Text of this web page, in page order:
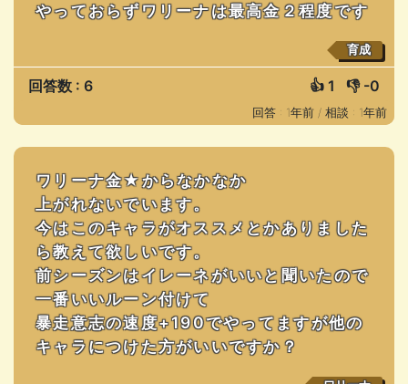
やっておらずワリーナは最高金２程度です
育成
回答数 : 6 👍 1 👎 -0
回答 : 1年前 / 相談 : 1年前
ワリーナ金★からなかなか
上がれないでいます。
今はこのキャラがオススメとかありました
ら教えて欲しいです。
前シーズンはイレーネがいいと聞いたので
一番いいルーン付けて
暴走意志の速度+190でやってますが他の
キャラにつけた方がいいですか？